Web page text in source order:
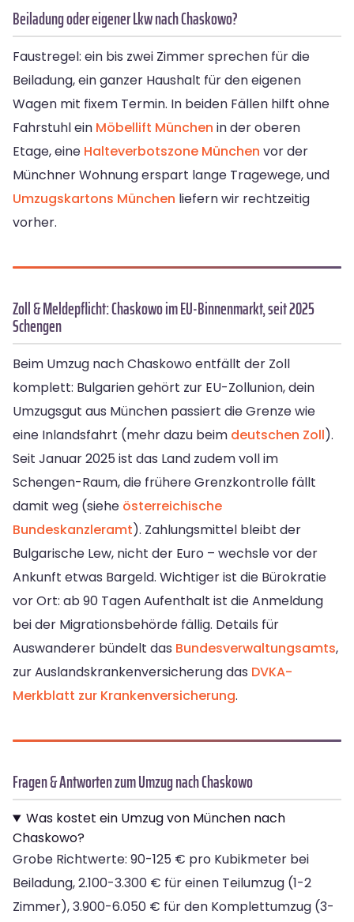
Beiladung oder eigener Lkw nach Chaskowo?
Faustregel: ein bis zwei Zimmer sprechen für die
Beiladung, ein ganzer Haushalt für den eigenen
Wagen mit fixem Termin. In beiden Fällen hilft ohne
Fahrstuhl ein Möbellift München in der oberen
Etage, eine Halteverbotszone München vor der
Münchner Wohnung erspart lange Tragewege, und
Umzugskartons München liefern wir rechtzeitig
vorher.
Zoll & Meldepflicht: Chaskowo im EU-Binnenmarkt, seit 2025
Schengen
Beim Umzug nach Chaskowo entfällt der Zoll
komplett: Bulgarien gehört zur EU-Zollunion, dein
Umzugsgut aus München passiert die Grenze wie
eine Inlandsfahrt (mehr dazu beim deutschen Zoll).
Seit Januar 2025 ist das Land zudem voll im
Schengen-Raum, die frühere Grenzkontrolle fällt
damit weg (siehe österreichische
Bundeskanzleramt). Zahlungsmittel bleibt der
Bulgarische Lew, nicht der Euro – wechsle vor der
Ankunft etwas Bargeld. Wichtiger ist die Bürokratie
vor Ort: ab 90 Tagen Aufenthalt ist die Anmeldung
bei der Migrationsbehörde fällig. Details für
Auswanderer bündelt das Bundesverwaltungsamts,
zur Auslandskrankenversicherung das DVKA-
Merkblatt zur Krankenversicherung.
Fragen & Antworten zum Umzug nach Chaskowo
Was kostet ein Umzug von München nach
Chaskowo?
Grobe Richtwerte: 90-125 € pro Kubikmeter bei
Beiladung, 2.100-3.300 € für einen Teilumzug (1-2
Zimmer), 3.900-6.050 € für den Komplettumzug (3-